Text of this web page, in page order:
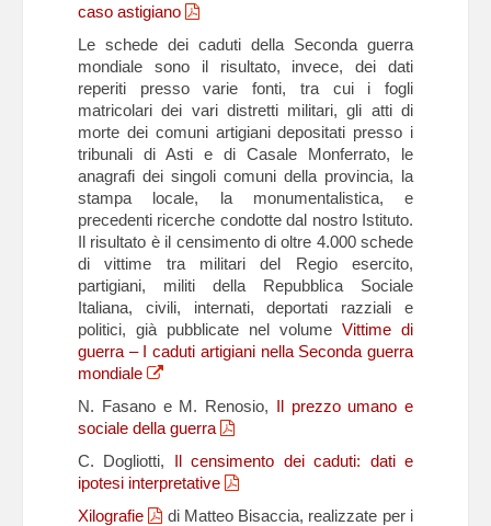
caso astigiano
Le schede dei caduti della Seconda guerra
mondiale sono il risultato, invece, dei dati
reperiti presso varie fonti, tra cui i fogli
matricolari dei vari distretti militari, gli atti di
morte dei comuni artigiani depositati presso i
tribunali di Asti e di Casale Monferrato, le
anagrafi dei singoli comuni della provincia, la
stampa locale, la monumentalistica, e
precedenti ricerche condotte dal nostro Istituto.
Il risultato è il censimento di oltre 4.000 schede
di vittime tra militari del Regio esercito,
partigiani, militi della Repubblica Sociale
Italiana, civili, internati, deportati razziali e
politici, già pubblicate nel volume Vittime di
guerra – I caduti artigiani nella Seconda guerra
mondiale
N. Fasano e M. Renosio, Il prezzo umano e
sociale della guerra
C. Dogliotti, Il censimento dei caduti: dati e
ipotesi interpretative
Xilografie
di Matteo Bisaccia, realizzate per i